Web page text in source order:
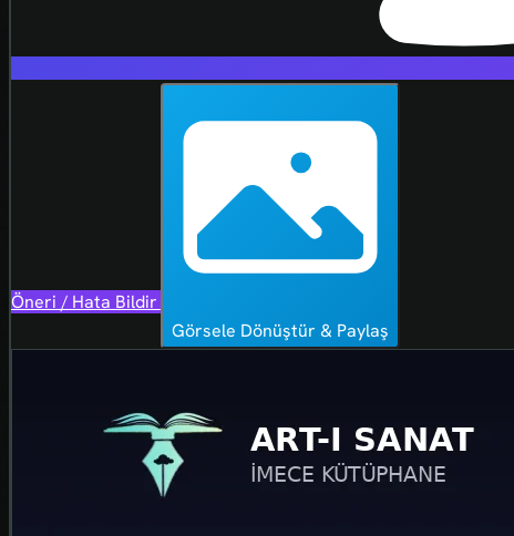
Öneri / Hata Bildir
Görsele Dönüştür & Paylaş